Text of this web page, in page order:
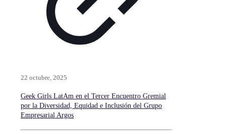
22 octubre, 2025
Geek Girls LatAm en el Tercer Encuentro Gremial
por la Diversidad, Equidad e Inclusión del Grupo
Empresarial Argos